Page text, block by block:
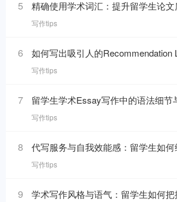
5 精确使用学术词汇：提升留学生论
写作tips
6 如何写出吸引人的Recommendation Letter
写作tips
7 留学生学术Essay写作中的语法细节
写作tips
8 代写服务与自我效能感：留学生如何
写作tips
9 学术写作风格与语气：留学生如何